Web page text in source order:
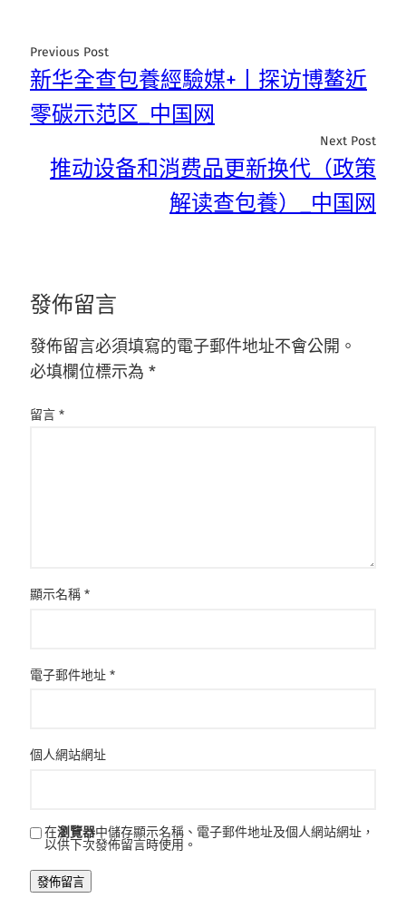
Previous Post
新华全查包養經驗媒+丨探访博鳌近
零碳示范区_中国网
Next Post
推动设备和消费品更新换代（政策
解读查包養）_中国网
發佈留言
發佈留言必須填寫的電子郵件地址不會公開。
必填欄位標示為 *
留言 *
顯示名稱 *
電子郵件地址 *
個人網站網址
在瀏覽器中儲存顯示名稱、電子郵件地址及個人網站網址，
以供下次發佈留言時使用。